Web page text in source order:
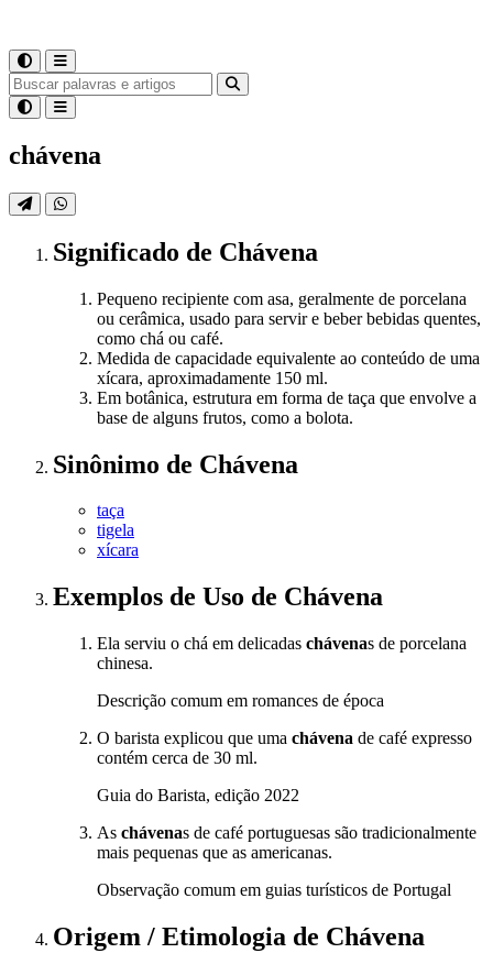
chávena
Significado de Chávena
Pequeno recipiente com asa, geralmente de porcelana
ou cerâmica, usado para servir e beber bebidas quentes,
como chá ou café.
Medida de capacidade equivalente ao conteúdo de uma
xícara, aproximadamente 150 ml.
Em botânica, estrutura em forma de taça que envolve a
base de alguns frutos, como a bolota.
Sinônimo de Chávena
taça
tigela
xícara
Exemplos de Uso de Chávena
Ela serviu o chá em delicadas chávenas de porcelana
chinesa.
Descrição comum em romances de época
O barista explicou que uma chávena de café expresso
contém cerca de 30 ml.
Guia do Barista, edição 2022
As chávenas de café portuguesas são tradicionalmente
mais pequenas que as americanas.
Observação comum em guias turísticos de Portugal
Origem / Etimologia de Chávena